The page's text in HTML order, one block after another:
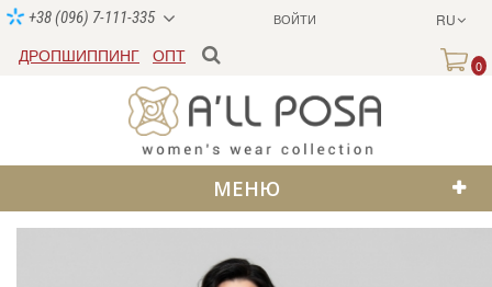
ВОЙТИ RU
+38 (096) 7-111-335
ДРОПШИППИНГ ОПТ
0
МЕНЮ